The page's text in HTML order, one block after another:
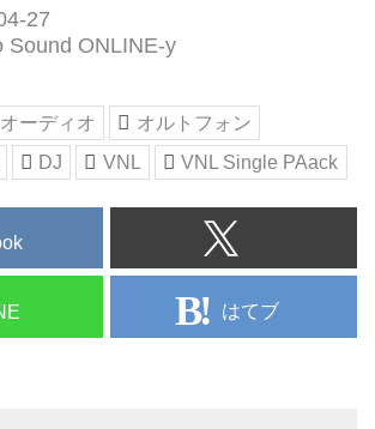
27
Sound ONLINE-y
オーディオ
オルトフォン
DJ VNL VNL Single PAack
はてブ